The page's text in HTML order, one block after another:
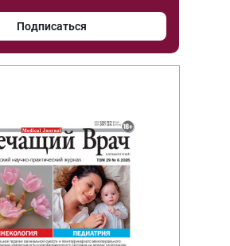
Подписаться